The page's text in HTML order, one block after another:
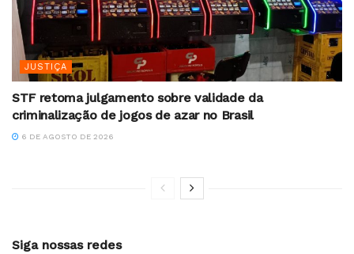
JUSTIÇA
STF retoma julgamento sobre validade da
criminalização de jogos de azar no Brasil
6 DE AGOSTO DE 2026
Siga nossas redes